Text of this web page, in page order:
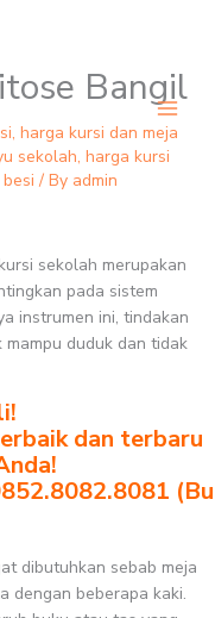
Bangil
, harga kursi dan meja
sekolah, harga kursi
/ By admin
sekolah merupakan
pada sistem
instrumen ini, tindakan
duduk dan tidak
dan terbaru
(Bu
dibutuhkan sebab meja
dengan beberapa kaki.